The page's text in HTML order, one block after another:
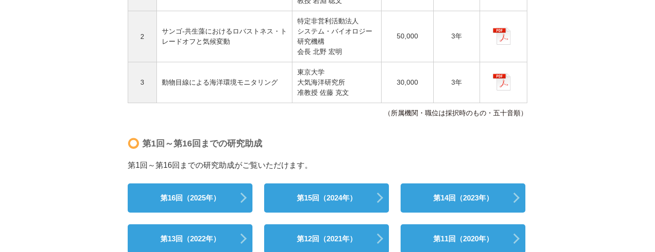
2
サンゴ-共生藻におけるロバストネス・ト
レードオフと気候変動
特定非営利活動法人
システム・バイオロジー
研究機構
会長 北野 宏明
50,000 3年
3 動物目線による海洋環境モニタリング
東京大学
大気海洋研究所
准教授 佐藤 克文
30,000 3年
（所属機関・職位は採択時のもの・五十音順）
第1回～第16回までの研究助成
第1回～第16回までの研究助成がご覧いただけます。
第16回（2025年） 第15回（2024年） 第14回（2023年）
第13回（2022年） 第12回（2021年） 第11回（2020年）